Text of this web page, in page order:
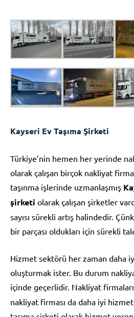
Kayseri Ev Taşıma Şirketi
Türkiye’nin hemen her yerinde
olarak çalışan birçok nakliyat
taşınma işlerinde uzmanlaşmış
şirketi olarak çalışan şirketler
sayısı sürekli artış halindedir.
bir parçası oldukları için sürekli
Hizmet sektörü her zaman daha
oluşturmak ister. Bu durum
içinde geçerlidir. Nakliyat
nakliyat firması da daha iyi